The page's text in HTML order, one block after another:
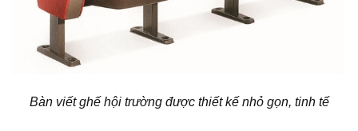
Bàn viết ghế hội trường được thiết kế nhỏ gọn, tinh tế